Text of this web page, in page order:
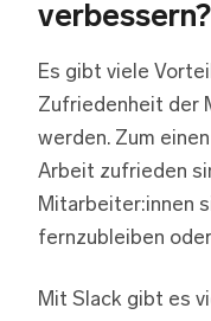
verbessern?
Es gibt viele
Zufriedenheit der
werden. Zum
Arbeit zufrieden
Mitarbeiter:innen
fernzubleiben
Mit Slack gibt es